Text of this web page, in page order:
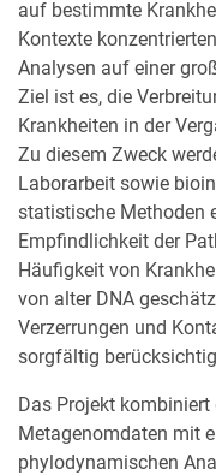
auf bestimmte
Kontexte
Analysen auf einer
Ziel ist es, die
Krankheiten in der
Zu diesem Zweck
Laborarbeit sowie
statistische Methoden
Empfindlichkeit der
Häufigkeit von
von alter DNA
Verzerrungen und
sorgfältig
Das Projekt
Metagenomdaten mit
phylodynamischen